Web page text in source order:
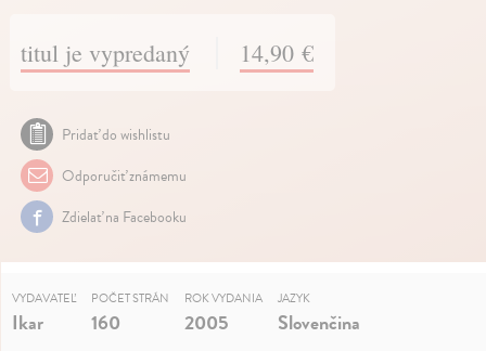
titul je vypredaný 14,90 €
Pridať do wishlistu
Odporučiť známemu
Zdielať na Facebooku
VYDAVATEĽ
Ikar
POČET STRÁN
160
ROK VYDANIA
2005
JAZYK
Slovenčina